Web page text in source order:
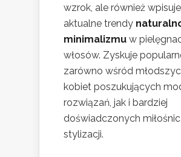
wzrok, ale również
aktualne trendy
minimalizmu w
włosów. Zyskuje
zarówno wśród
kobiet poszukujących
rozwiązań, jak i bardziej
doświadczonych
stylizacji.